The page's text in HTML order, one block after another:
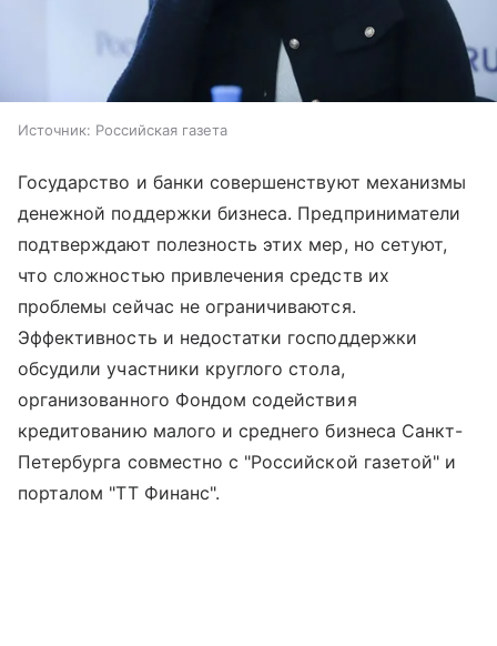
Источник: Российская газета
Государство и банки совершенствуют механизмы
денежной поддержки бизнеса. Предприниматели
подтверждают полезность этих мер, но сетуют,
что сложностью привлечения средств их
проблемы сейчас не ограничиваются.
Эффективность и недостатки господдержки
обсудили участники круглого стола,
организованного Фондом содействия
кредитованию малого и среднего бизнеса Санкт-
Петербурга совместно с "Российской газетой" и
порталом "ТТ Финанс".